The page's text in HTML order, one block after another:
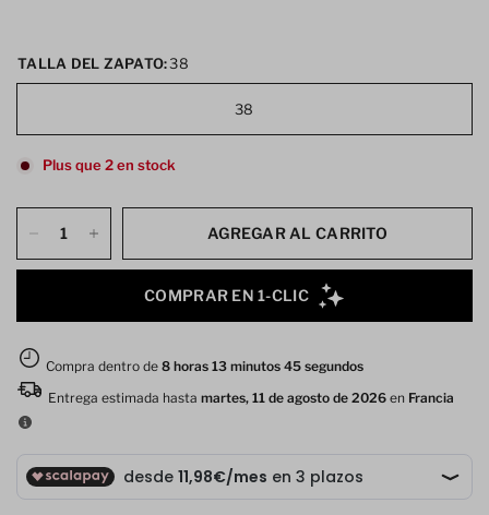
TALLA DEL ZAPATO:38
38
Plus que 2 en stock
AGREGAR AL CARRITO